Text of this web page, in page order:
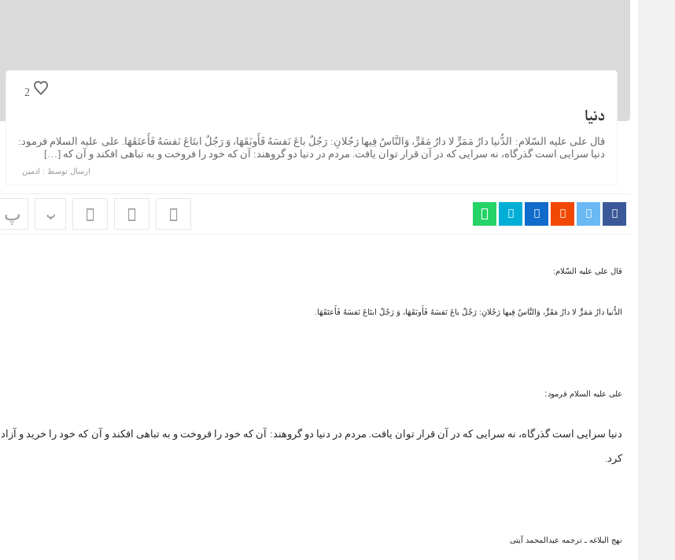
2
دنیا
قال علی علیه السّلام: الدُّنیا دارُ مَمَرٍّ لا دارُ مَقَرٍّ، وَالنَّاسُ فِیها رَجُلانِ: رَجُلٌ باعَ نَفسَهُ فَأَوبَقَهَا، وَ رَجُلٌ ابتَاعَ نَفسَهُ فَأَعتَقَهَا. علی علیه السلام فرمود:
دنیا سرایی است گذرگاه، نه سرایی که در آن قرار توان یافت. مردم در دنیا دو گروهند: آن که خود را فروخت و به تباهی افکند و آن که […]
ارسال توسط : ادمین
پ پ
قال علی علیه السّلام:
الدُّنیا دارُ مَمَرٍّ لا دارُ مَقَرٍّ، وَالنَّاسُ فِیها رَجُلانِ: رَجُلٌ باعَ نَفسَهُ فَأَوبَقَهَا، وَ رَجُلٌ ابتَاعَ نَفسَهُ فَأَعتَقَهَا.
علی علیه السلام فرمود :
دنیا سرایی است گذرگاه، نه سرایی که در آن قرار توان یافت. مردم در دنیا دو گروهند: آن که خود را فروخت و به تباهی افکند و آن که خود را خرید و آزاد
کرد.
نهج البلاغه ـ ترجمه عبدالمحمد آیتی